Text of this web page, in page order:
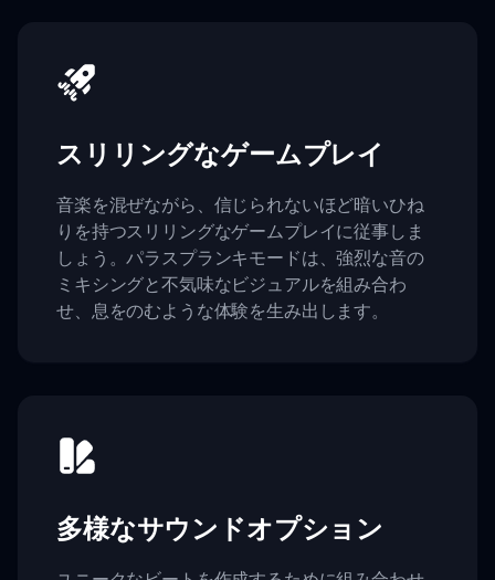
スリリングなゲームプレイ
音楽を混ぜながら、信じられないほど暗いひね
りを持つスリリングなゲームプレイに従事しま
しょう。パラスプランキモードは、強烈な音の
ミキシングと不気味なビジュアルを組み合わ
せ、息をのむような体験を生み出します。
多様なサウンドオプション